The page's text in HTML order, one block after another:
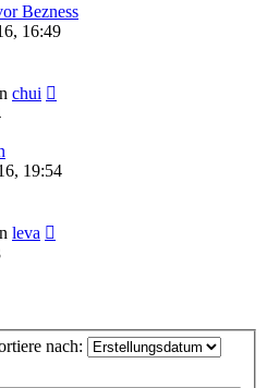
Bezness
16:49
chui
19:54
leva
nach: